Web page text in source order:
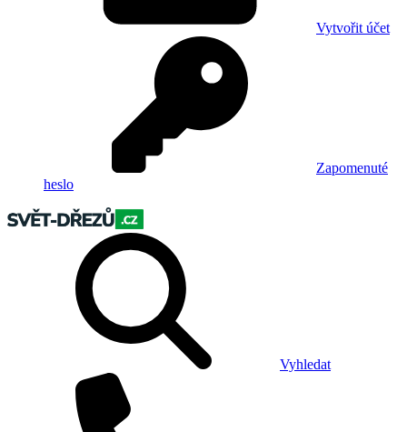
Vytvořit účet
Zapomenuté
heslo
Vyhledat